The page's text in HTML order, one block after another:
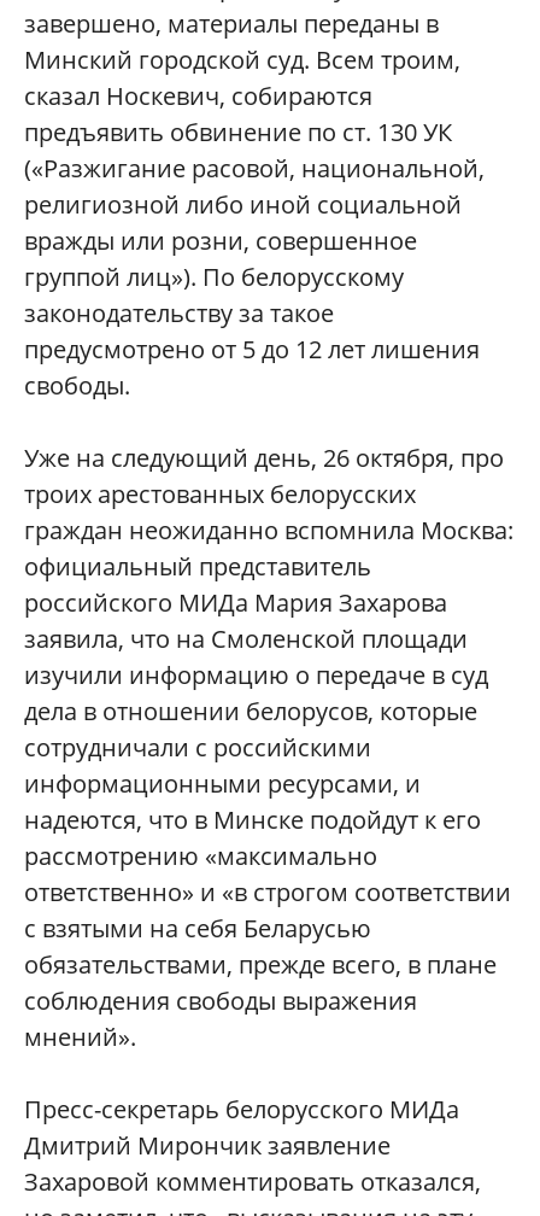
завершено, материалы переданы в
Минский городской суд. Всем троим,
сказал Носкевич, собираются
предъявить обвинение по ст. 130 УК
(«Разжигание расовой, национальной,
религиозной либо иной социальной
вражды или розни, совершенное
группой лиц»). По белорусскому
законодательству за такое
предусмотрено от 5 до 12 лет лишения
свободы.
Уже на следующий день, 26 октября, про
троих арестованных белорусских
граждан неожиданно вспомнила Москва:
официальный представитель
российского МИДа Мария Захарова
заявила, что на Смоленской площади
изучили информацию о передаче в суд
дела в отношении белорусов, которые
сотрудничали с российскими
информационными ресурсами, и
надеются, что в Минске подойдут к его
рассмотрению «максимально
ответственно» и «в строгом соответствии
с взятыми на себя Беларусью
обязательствами, прежде всего, в плане
соблюдения свободы выражения
мнений».
Пресс-секретарь белорусского МИДа
Дмитрий Мирончик заявление
Захаровой комментировать отказался,